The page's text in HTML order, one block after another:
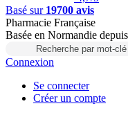
Basé sur 19700 avis
Pharmacie Française
Basée en Normandie depuis
Recherche par mot-
Connexion
Se connecter
Créer un compte